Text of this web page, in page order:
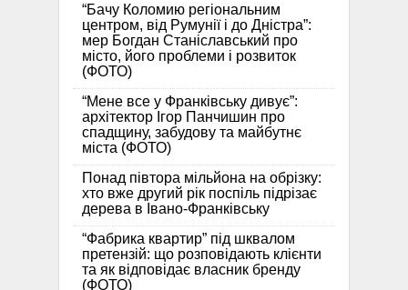
“Бачу Коломию регіональним
центром, від Румунії і до Дністра”:
мер Богдан Станіславський про
місто, його проблеми і розвиток
(ФОТО)
“Мене все у Франківську дивує”:
архітектор Ігор Панчишин про
спадщину, забудову та майбутнє
міста (ФОТО)
Понад півтора мільйона на обрізку:
хто вже другий рік поспіль підрізає
дерева в Івано-Франківську
“Фабрика квартир” під шквалом
претензій: що розповідають клієнти
та як відповідає власник бренду
(ФОТО)